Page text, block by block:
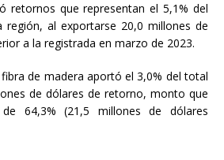
retornos que representan el 5,1% del
al exportarse 20,0 millones de
a la registrada en marzo de 2023.
de madera aportó el 3,0% del total
de dólares de retorno, monto que
64,3% (21,5 millones de dólares